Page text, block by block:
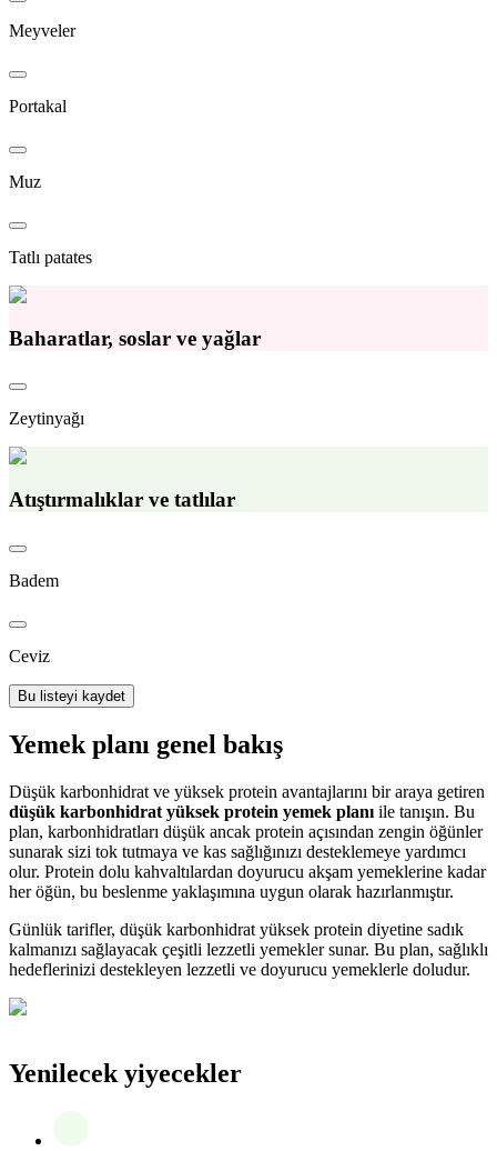
Meyveler
Portakal
Muz
Tatlı patates
Baharatlar, soslar ve yağlar
Zeytinyağı
Atıştırmalıklar ve tatlılar
Badem
Ceviz
Bu listeyi kaydet
Yemek planı genel bakış
Düşük karbonhidrat ve yüksek protein avantajlarını bir araya getiren
düşük karbonhidrat yüksek protein yemek planı ile tanışın. Bu
plan, karbonhidratları düşük ancak protein açısından zengin öğünler
sunarak sizi tok tutmaya ve kas sağlığınızı desteklemeye yardımcı
olur. Protein dolu kahvaltılardan doyurucu akşam yemeklerine kadar
her öğün, bu beslenme yaklaşımına uygun olarak hazırlanmıştır.
Günlük tarifler, düşük karbonhidrat yüksek protein diyetine sadık
kalmanızı sağlayacak çeşitli lezzetli yemekler sunar. Bu plan, sağlıklı
hedeflerinizi destekleyen lezzetli ve doyurucu yemeklerle doludur.
Yenilecek yiyecekler